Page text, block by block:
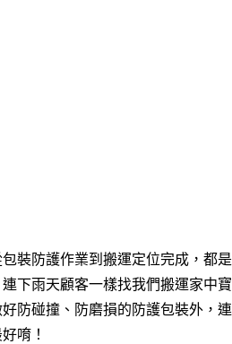
裝防護作業到搬運定位完成 ， 都是
下雨天顧客一樣找我們搬運家中寶
防碰撞、防磨損的防護包裝外，連
唷！